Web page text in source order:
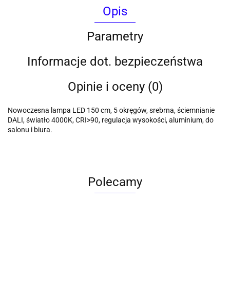
Opis
Parametry
Informacje dot. bezpieczeństwa
Opinie i oceny (0)
Nowoczesna lampa LED 150 cm, 5 okręgów, srebrna, ściemnianie
DALI, światło 4000K, CRI>90, regulacja wysokości, aluminium, do
salonu i biura.
Polecamy